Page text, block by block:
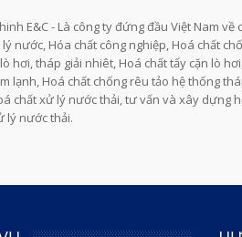
E&C - Là công ty đứng đầu Việt Nam về
nước, Hóa chất công nghiệp, Hoá chất
hơi, tháp giải nhiêt, Hoá chất tẩy cặn lò
lạnh, Hoá chất chống rêu tảo hệ thống
chất xử lý nước thải, tư vấn và xây dựng
lý nước thải.